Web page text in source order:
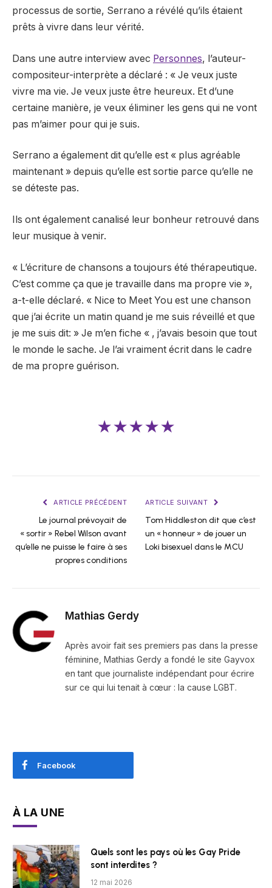
processus de sortie, Serrano a révélé qu’ils étaient
prêts à vivre dans leur vérité.
Dans une autre interview avec Personnes, l’auteur-
compositeur-interprète a déclaré : « Je veux juste
vivre ma vie. Je veux juste être heureux. Et d’une
certaine manière, je veux éliminer les gens qui ne vont
pas m’aimer pour qui je suis.
Serrano a également dit qu’elle est « plus agréable
maintenant » depuis qu’elle est sortie parce qu’elle ne
se déteste pas.
Ils ont également canalisé leur bonheur retrouvé dans
leur musique à venir.
« L’écriture de chansons a toujours été thérapeutique.
C’est comme ça que je travaille dans ma propre vie »,
a-t-elle déclaré. « Nice to Meet You est une chanson
que j’ai écrite un matin quand je me suis réveillé et que
je me suis dit: » Je m’en fiche « , j’avais besoin que tout
le monde le sache. Je l’ai vraiment écrit dans le cadre
de ma propre guérison.
★★★★★
ARTICLE PRÉCÉDENT
Le journal prévoyait de
« sortir » Rebel Wilson avant
qu’elle ne puisse le faire à ses
propres conditions
ARTICLE SUIVANT
Tom Hiddleston dit que c’est
un « honneur » de jouer un
Loki bisexuel dans le MCU
Mathias Gerdy
Après avoir fait ses premiers pas dans la presse
féminine, Mathias Gerdy a fondé le site Gayvox
en tant que journaliste indépendant pour écrire
sur ce qui lui tenait à cœur : la cause LGBT.
Facebook
À LA UNE
Quels sont les pays où les Gay Pride
sont interdites ?
12 mai 2026